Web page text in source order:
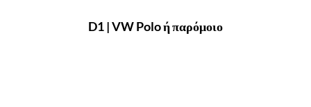
D1 | VW Polo ή παρόμοιο